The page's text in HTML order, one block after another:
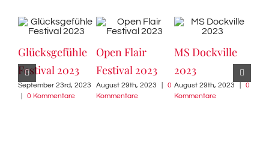
Glücksgefühle
Festival 2023
September 23rd, 2023
0 Kommentare
Open Flair
Festival 2023
August 29th, 2023
0
Kommentare
MS Dockville
2023
August 29th, 2023
0
Kommentare